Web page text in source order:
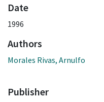
Date
1996
Authors
Morales Rivas, Arnulfo
Publisher